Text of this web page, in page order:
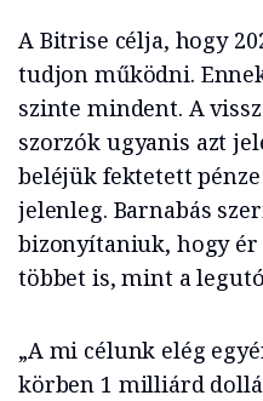
A Bitrise célja, hogy
tudjon működni.
szinte mindent. A
szorzók ugyanis azt
beléjük fektetett
jelenleg. Barnabás
bizonyítaniuk, hogy ér
többet is, mint a
„A mi célunk elég
körben 1 milliárd